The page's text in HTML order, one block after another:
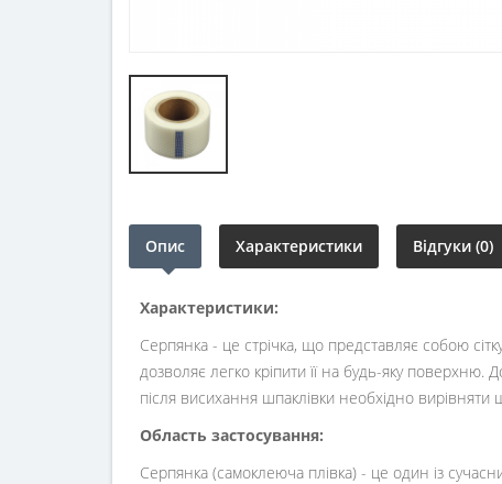
Опис Характеристики Відгуки (0)
Характеристики:
Серпянка - це стрічка, що представляє собою
дозволяє легко кріпити її на будь-яку
після висихання шпаклівки необхідно
Область застосування:
Серпянка (самоклеюча плівка) - це один із